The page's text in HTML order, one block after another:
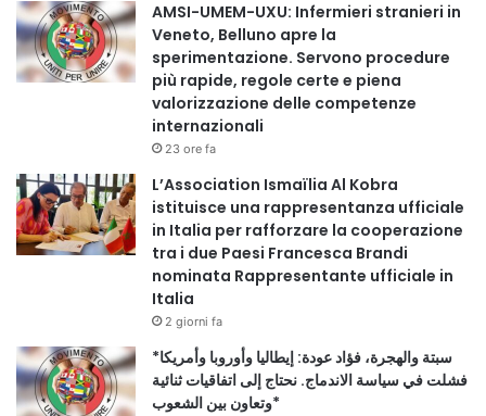
AMSI-UMEM-UXU: Infermieri stranieri in
Veneto, Belluno apre la
sperimentazione. Servono procedure
più rapide, regole certe e piena
valorizzazione delle competenze
internazionali
23 ore fa
L’Association Ismaïlia Al Kobra
istituisce una rappresentanza ufficiale
in Italia per rafforzare la cooperazione
tra i due Paesi Francesca Brandi
nominata Rappresentante ufficiale in
Italia
2 giorni fa
*سبتة والهجرة، فؤاد عودة: إيطاليا وأوروبا وأمريكا
فشلت في سياسة الاندماج. نحتاج إلى اتفاقيات ثنائية
وتعاون بين الشعوب*